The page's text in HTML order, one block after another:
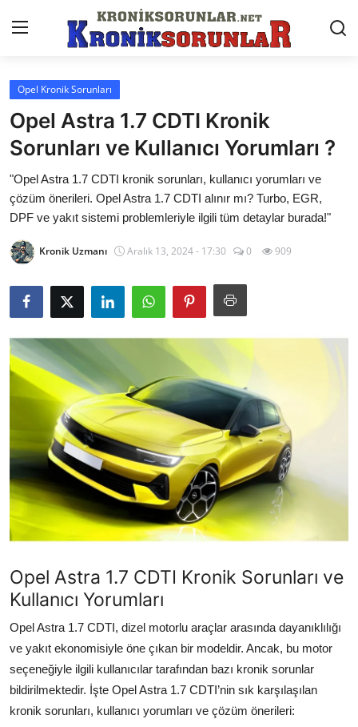
Anasayfa
Markalar
İletişim
Trafik & Cezalar
Sigorta & Kasko
Muayene & Ruhsat
Sorgulamalar
İkinci El & Alım-Satım
Bakım & Arıza Çözümleri
Elektrikli & Hibrit
Kiralama & Filo
Sürüş & Güvenlik
Yağlar & Sıvılar
LPG & Yakıt
Elektrik & Akü
Klima & Konfor
Opel Kronik Sorunları
Opel Astra 1.7 CDTI Kronik
Sorunları ve Kullanıcı Yorumları ?
"Opel Astra 1.7 CDTI kronik sorunları, kullanıcı yorumları ve
çözüm önerileri. Opel Astra 1.7 CDTI alınır mı? Turbo, EGR,
DPF ve yakıt sistemi problemleriyle ilgili tüm detaylar burada!"
Kronik Uzmanı Aralık 13, 2024 - 17:30 0 909
Opel Astra 1.7 CDTI Kronik Sorunları ve
Kullanıcı Yorumları
Opel Astra 1.7 CDTI, dizel motorlu araçlar arasında dayanıklılığı
ve yakıt ekonomisiyle öne çıkan bir modeldir. Ancak, bu motor
seçeneğiyle ilgili kullanıcılar tarafından bazı kronik sorunlar
bildirilmektedir. İşte Opel Astra 1.7 CDTI’nin sık karşılaşılan
kronik sorunları, kullanıcı yorumları ve çözüm önerileri: